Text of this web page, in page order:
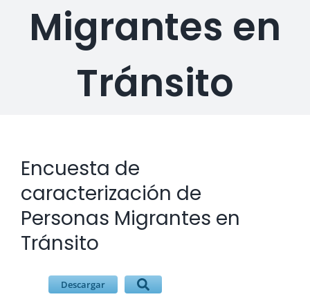
Emergencias
Migrantes en
Tránsito
Ver
más
grande
Encuesta de
caracterización de
Personas Migrantes en
Tránsito
Descargar